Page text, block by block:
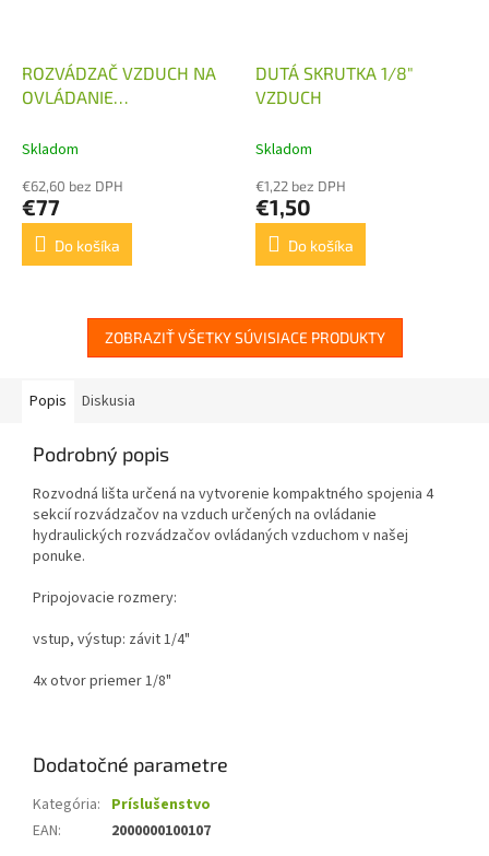
ROZVÁDZAČ VZDUCH NA
OVLÁDANIE
ROZVÁDZAČA
Skladom
€62,60 bez DPH
€77
Do košíka
DUTÁ SKRUTKA 1/8"
VZDUCH
Skladom
€1,22 bez DPH
€1,50
Do košíka
ZOBRAZIŤ VŠETKY SÚVISIACE PRODUKTY
Popis Diskusia
Podrobný popis
Rozvodná lišta určená na vytvorenie kompaktného spojenia 4
sekcií rozvádzačov na vzduch určených na ovládanie
hydraulických rozvádzačov ovládaných vzduchom v našej
ponuke.
Pripojovacie rozmery:
vstup, výstup: závit 1/4"
4x otvor priemer 1/8"
Dodatočné parametre
Kategória: Príslušenstvo
EAN: 2000000100107